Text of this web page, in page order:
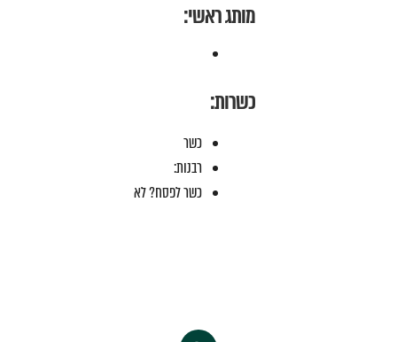
מותג ראשי:
כשרות:
כשר
רבנות:
כשר לפסח? לא